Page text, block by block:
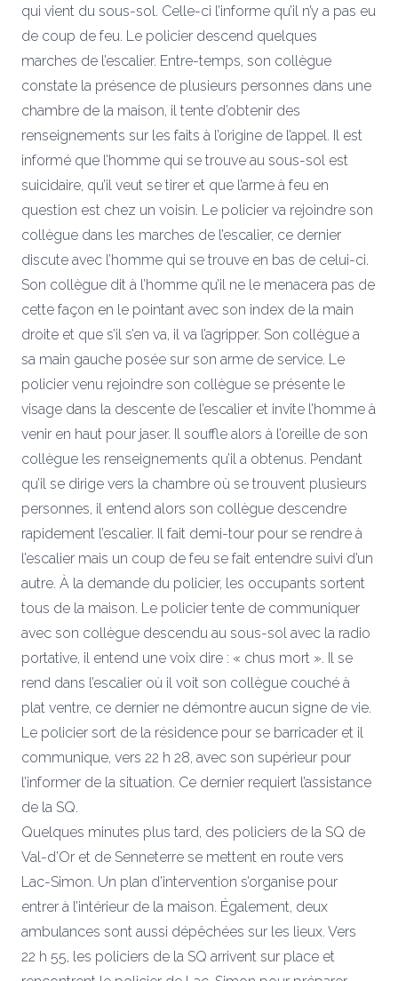
qui vient du sous-sol. Celle-ci l’informe qu’il n’y a pas eu
de coup de feu. Le policier descend quelques
marches de l’escalier. Entre-temps, son collègue
constate la présence de plusieurs personnes dans une
chambre de la maison, il tente d’obtenir des
renseignements sur les faits à l’origine de l’appel. Il est
informé que l’homme qui se trouve au sous-sol est
suicidaire, qu’il veut se tirer et que l’arme à feu en
question est chez un voisin. Le policier va rejoindre son
collègue dans les marches de l’escalier, ce dernier
discute avec l’homme qui se trouve en bas de celui-ci.
Son collègue dit à l’homme qu’il ne le menacera pas de
cette façon en le pointant avec son index de la main
droite et que s’il s’en va, il va l’agripper. Son collègue a
sa main gauche posée sur son arme de service. Le
policier venu rejoindre son collègue se présente le
visage dans la descente de l’escalier et invite l’homme à
venir en haut pour jaser. Il souffle alors à l’oreille de son
collègue les renseignements qu’il a obtenus. Pendant
qu’il se dirige vers la chambre où se trouvent plusieurs
personnes, il entend alors son collègue descendre
rapidement l’escalier. Il fait demi-tour pour se rendre à
l’escalier mais un coup de feu se fait entendre suivi d’un
autre. À la demande du policier, les occupants sortent
tous de la maison. Le policier tente de communiquer
avec son collègue descendu au sous-sol avec la radio
portative, il entend une voix dire : « chus mort ». Il se
rend dans l’escalier où il voit son collègue couché à
plat ventre, ce dernier ne démontre aucun signe de vie.
Le policier sort de la résidence pour se barricader et il
communique, vers 22 h 28, avec son supérieur pour
l’informer de la situation. Ce dernier requiert l’assistance
de la SQ.
Quelques minutes plus tard, des policiers de la SQ de
Val-d’Or et de Senneterre se mettent en route vers
Lac-Simon. Un plan d’intervention s’organise pour
entrer à l’intérieur de la maison. Également, deux
ambulances sont aussi dépêchées sur les lieux. Vers
22 h 55, les policiers de la SQ arrivent sur place et